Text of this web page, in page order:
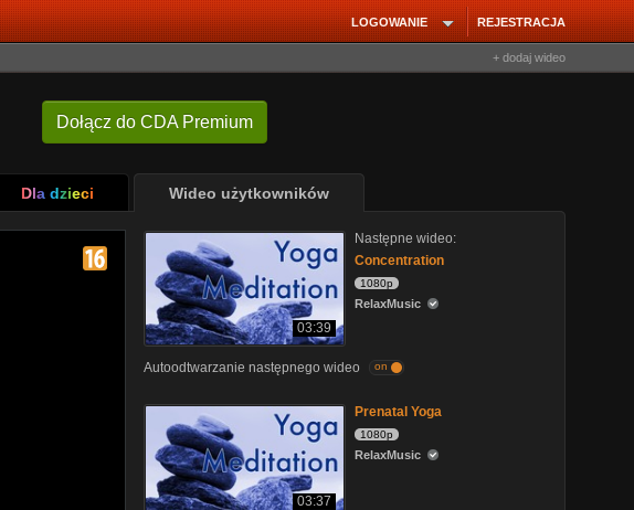
REJESTRACJA
LOGOWANIE
+ dodaj wideo
Dołącz do CDA Premium
Dla dzieci Wideo użytkowników
03:39
Następne wideo:
Concentration
1080p
RelaxMusic
Autoodtwarzanie następnego wideo on
03:37
Prenatal Yoga
1080p
RelaxMusic